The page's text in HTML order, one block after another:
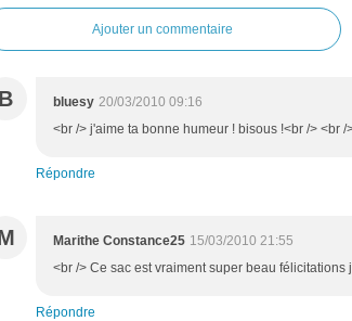
Ajouter un commentaire
B bluesy 20/03/2010 09:16
<br /> j'aime ta bonne humeur ! bisous !<br /> <br /
Répondre
Marithe Constance25 15/03/2010 21:55
<br /> Ce sac est vraiment super beau félicitations
Répondre